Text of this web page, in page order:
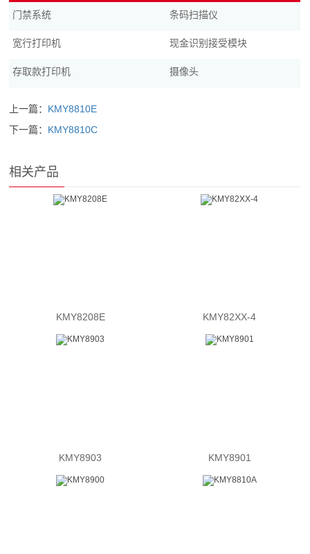
门禁系统 条码扫描仪
宽行打印机 现金识别接受模块
存取款打印机 摄像头
上一篇： KMY8810E
下一篇： KMY8810C
相关产品
KMY8208E KMY82XX-4
KMY8903 KMY8901